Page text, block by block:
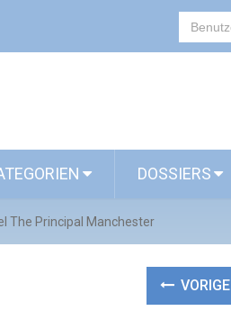
DOSSIERS
The Principal Manchester
VORIGE